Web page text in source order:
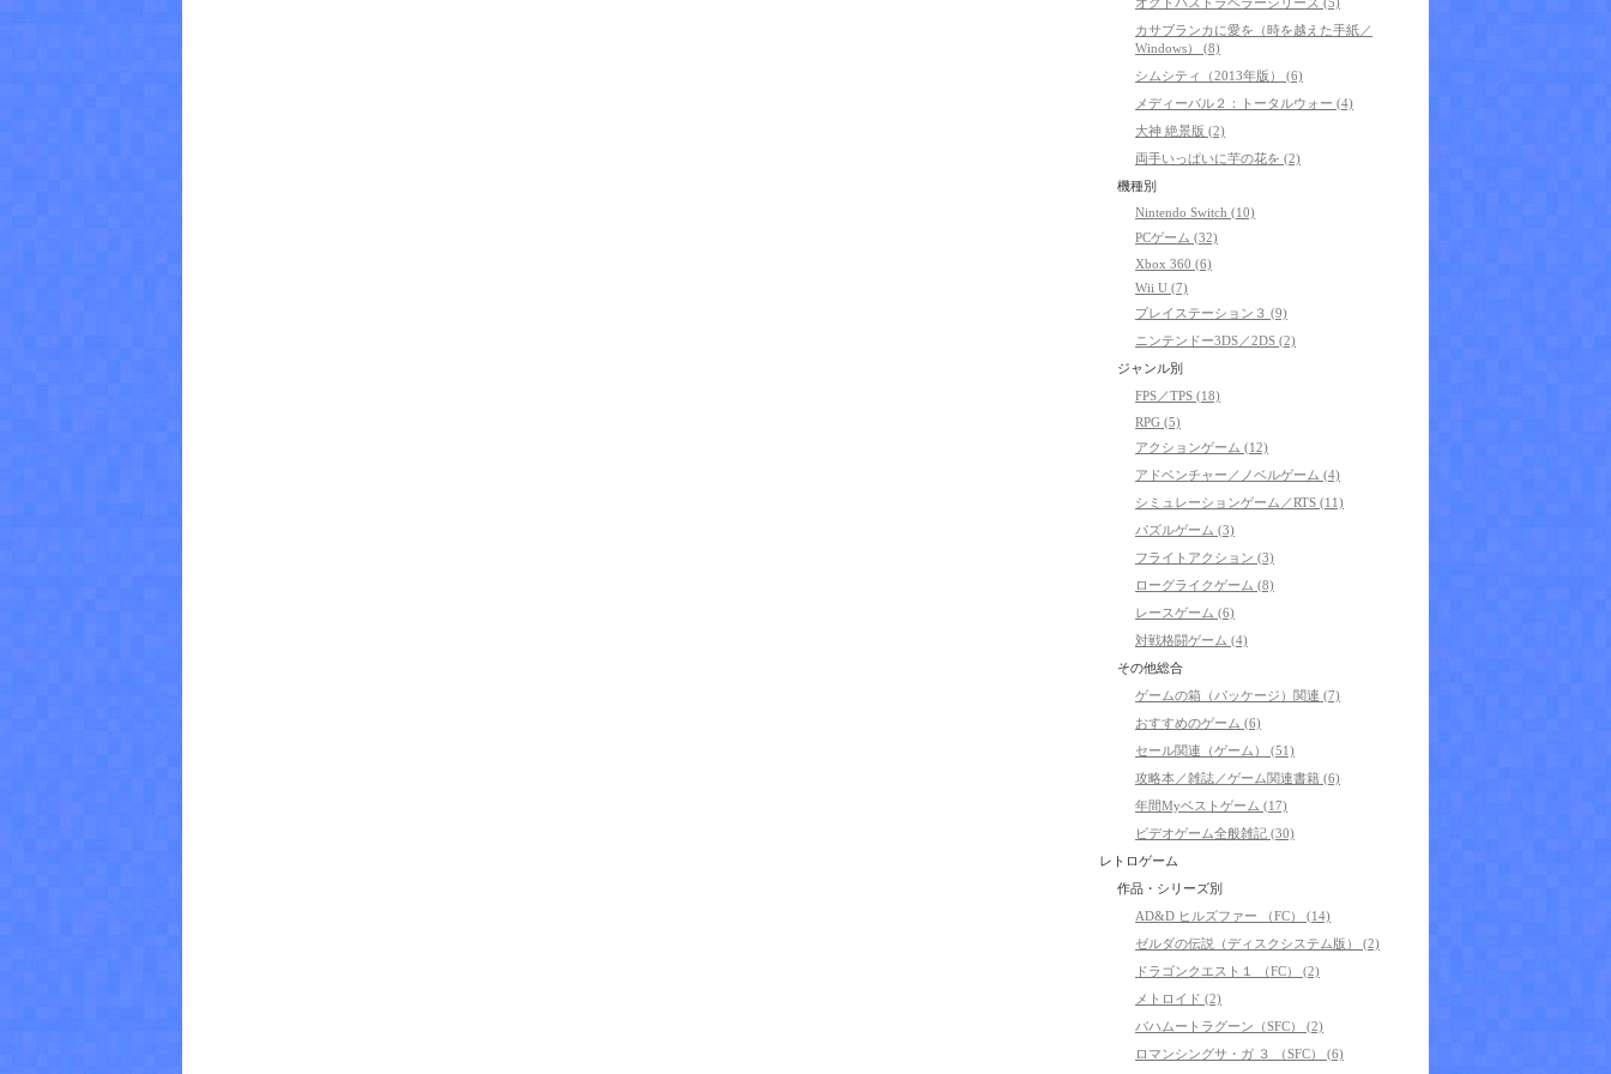
カサブランカに愛を（時を越えた手紙／
Windows） (8)
シムシティ（2013年版） (6)
メディーバル２：トータルウォー (4)
大神 絶景版 (2)
両手いっぱいに芋の花を (2)
機種別
Nintendo Switch (10)
PCゲーム (32)
Xbox 360 (6)
Wii U (7)
プレイステーション３ (9)
ニンテンドー3DS／2DS (2)
ジャンル別
FPS／TPS (18)
RPG (5)
アクションゲーム (12)
アドベンチャー／ノベルゲーム (4)
シミュレーションゲーム／RTS (11)
パズルゲーム (3)
フライトアクション (3)
ローグライクゲーム (8)
レースゲーム (6)
対戦格闘ゲーム (4)
その他総合
ゲームの箱（パッケージ）関連 (7)
おすすめのゲーム (6)
セール関連（ゲーム） (51)
攻略本／雑誌／ゲーム関連書籍 (6)
年間Myベストゲーム (17)
ビデオゲーム全般雑記 (30)
レトロゲーム
作品・シリーズ別
AD&D ヒルズファー （FC） (14)
ゼルダの伝説（ディスクシステム版） (2)
ドラゴンクエスト１ （FC） (2)
メトロイド (2)
バハムートラグーン（SFC） (2)
ロマンシングサ・ガ ３ （SFC） (6)